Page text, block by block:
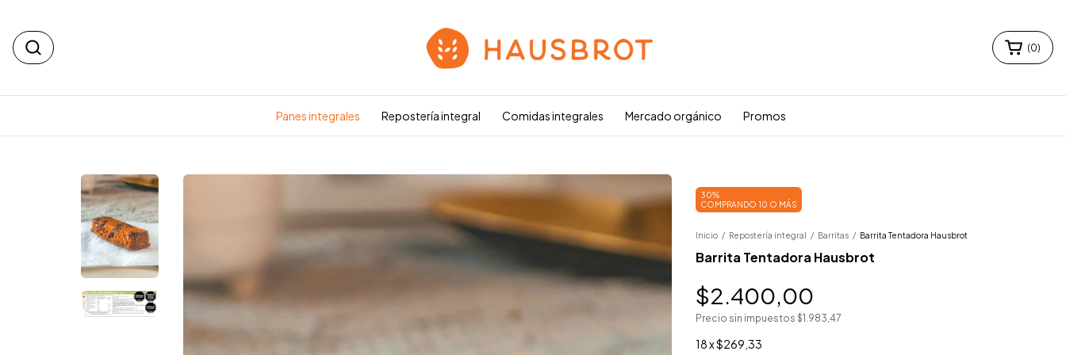
(0)
Panes integrales Repostería integral Comidas integrales Mercado orgánico Promos
30%
COMPRANDO 10 O MÁS
Inicio / Repostería integral / Barritas / Barrita Tentadora Hausbrot
Barrita Tentadora Hausbrot
$2.400,00
Precio sin impuestos $1.983,47
18x$269,33